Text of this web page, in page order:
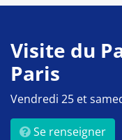
Visite du
Paris
Vendredi 25 et
Se renseigner